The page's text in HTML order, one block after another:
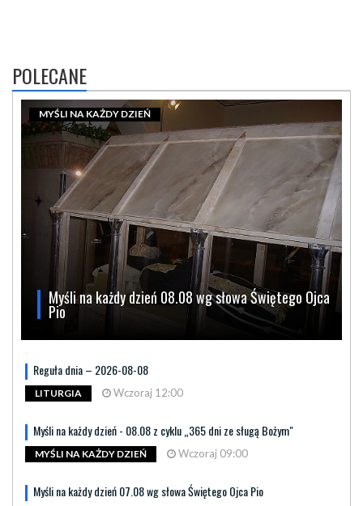
POLECANE
Myśli na każdy dzień 08.08 wg słowa Świętego Ojca
Pio
MYŚLI NA KAŻDY DZIEŃ
Reguła dnia – 2026-08-08
LITURGIA Wczoraj 12:00
Myśli na każdy dzień - 08.08 z cyklu „365 dni ze sługą Bożym"
MYŚLI NA KAŻDY DZIEŃ Wczoraj 09:00
Myśli na każdy dzień 07.08 wg słowa Świętego Ojca Pio